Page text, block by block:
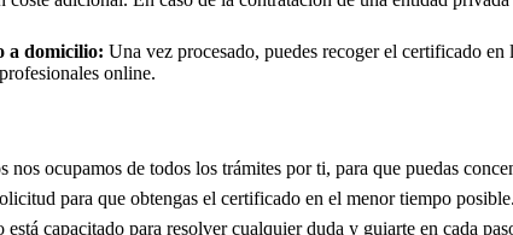
a domicilio: Una vez procesado, puedes recoger el certificado
online.
nos ocupamos de todos los trámites por ti, para que puedas
para que obtengas el certificado en el menor tiempo posible.
está capacitado para resolver cualquier duda y guiarte en cada